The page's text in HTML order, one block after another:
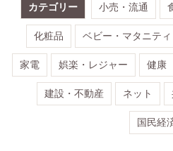
カテゴリー 小売・流通
化粧品 ベビー・マタニティ
家電 娯楽・レジャー 健康
建設・不動産 ネット
国民経